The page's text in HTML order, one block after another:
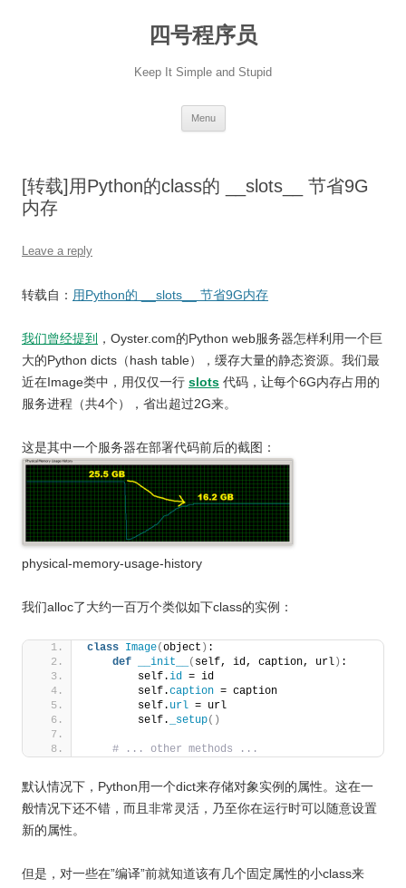
四号程序员
Keep It Simple and Stupid
Menu
[转载]用Python的class的 __slots__ 节省9G
内存
Leave a reply
转载自： 用Python的 __slots__ 节省9G内存
我们曾经提到 ，Oyster.com的Python web服务器怎样利用一个巨
大的Python dicts（hash table），缓存大量的静态资源。我们最
近在Image类中，用仅仅一行 slots 代码，让每个6G内存占用的
服务进程（共4个），省出超过2G来。
这是其中一个服务器在部署代码前后的截图：
physical-memory-usage-history
我们alloc了大约一百万个类似如下class的实例：
class Image(object ) :
def
__init__ ( self, id, caption, url ) :
        self.
id = id
        self.
caption = caption
        self.
url = url
        self.
_setup()
# ... other methods ...
默认情况下，Python用一个dict来存储对象实例的属性。这在一
般情况下还不错，而且非常灵活，乃至你在运行时可以随意设置
新的属性。
但是，对一些在”编译”前就知道该有几个固定属性的小class来